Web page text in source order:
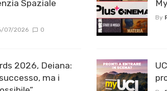
Spaziale
07/2026 0
2026, Deiana:
ma i
By